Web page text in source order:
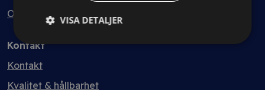
Ordlista
Kontakt
Kontakt
Kvalitet & hållbarhet
VISA DETALJER